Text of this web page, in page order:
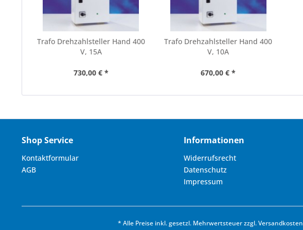
Trafo Drehzahlsteller Hand 400
V, 15A
730,00 € *
Trafo Drehzahlsteller Hand 400
V, 10A
670,00 € *
Shop Service
Kontaktformular
AGB
Informationen
Widerrufsrecht
Datenschutz
Impressum
* Alle Preise inkl. gesetzl. Mehrwertsteuer zzgl.Versandkosten